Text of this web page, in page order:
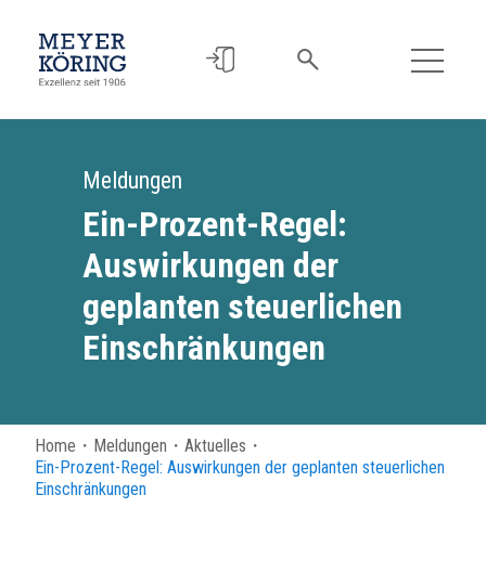
Meldungen
Ein-Prozent-Regel:
Auswirkungen der
geplanten steuerlichen
Einschränkungen
Home ・ Meldungen ・ Aktuelles ・
Ein-Prozent-Regel: Auswirkungen der geplanten steuerlichen
Einschränkungen